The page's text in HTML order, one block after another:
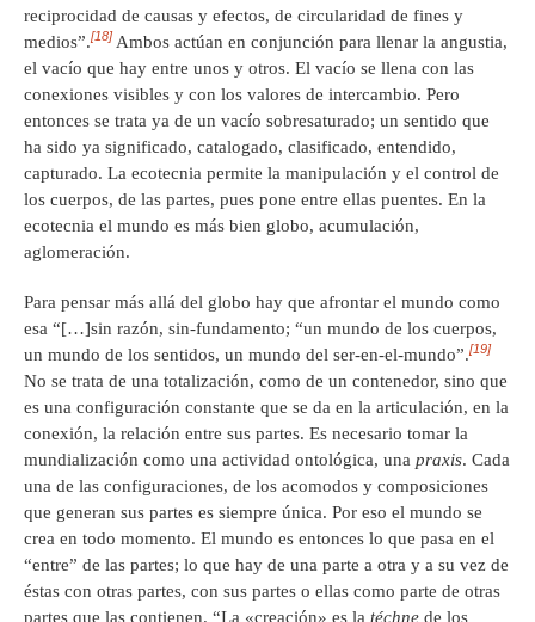
reciprocidad de causas y efectos, de circularidad de fines y
medios”.[18] Ambos actúan en conjunción para llenar la angustia,
el vacío que hay entre unos y otros. El vacío se llena con las
conexiones visibles y con los valores de intercambio. Pero
entonces se trata ya de un vacío sobresaturado; un sentido que
ha sido ya significado, catalogado, clasificado, entendido,
capturado. La ecotecnia permite la manipulación y el control de
los cuerpos, de las partes, pues pone entre ellas puentes. En la
ecotecnia el mundo es más bien globo, acumulación,
aglomeración.
Para pensar más allá del globo hay que afrontar el mundo como
esa “[…]sin razón, sin-fundamento; “un mundo de los cuerpos,
un mundo de los sentidos, un mundo del ser-en-el-mundo”.[19]
No se trata de una totalización, como de un contenedor, sino que
es una configuración constante que se da en la articulación, en la
conexión, la relación entre sus partes. Es necesario tomar la
mundialización como una actividad ontológica, una praxis. Cada
una de las configuraciones, de los acomodos y composiciones
que generan sus partes es siempre única. Por eso el mundo se
crea en todo momento. El mundo es entonces lo que pasa en el
“entre” de las partes; lo que hay de una parte a otra y a su vez de
éstas con otras partes, con sus partes o ellas como parte de otras
partes que las contienen. “La «creación» es la téchne de los